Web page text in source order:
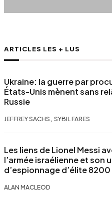
ARTICLES LES + LUS
Ukraine: la guerre par
États-Unis mènent sans
Russie
JEFFREY SACHS , SYBIL FARES
Les liens de Lionel Messi
l’armée israélienne et son
d’espionnage d’élite 8200
ALAN MACLEOD